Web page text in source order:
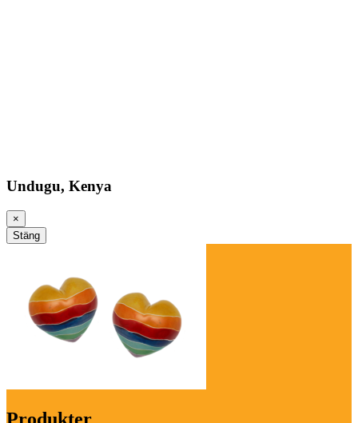
Undugu, Kenya
×
Stäng
Produkter